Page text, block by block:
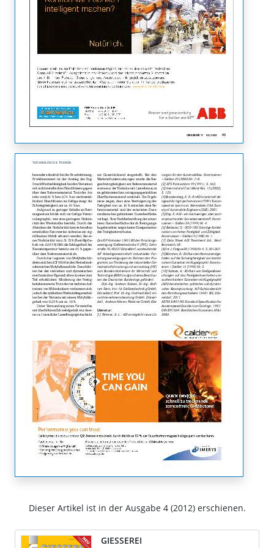
Dieser Artikel ist in der Ausgabe 4 (2012) erschienen.
GIESSEREI